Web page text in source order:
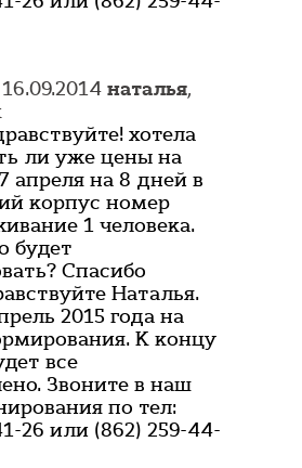
наталья,
хотела
ли уже цены на
апреля на 8 дней в
корпус номер
1 человека.
будет
Спасибо
Наталья.
2015 года на
К концу
все
Звоните в наш
по тел:
26 или (862) 259-44-